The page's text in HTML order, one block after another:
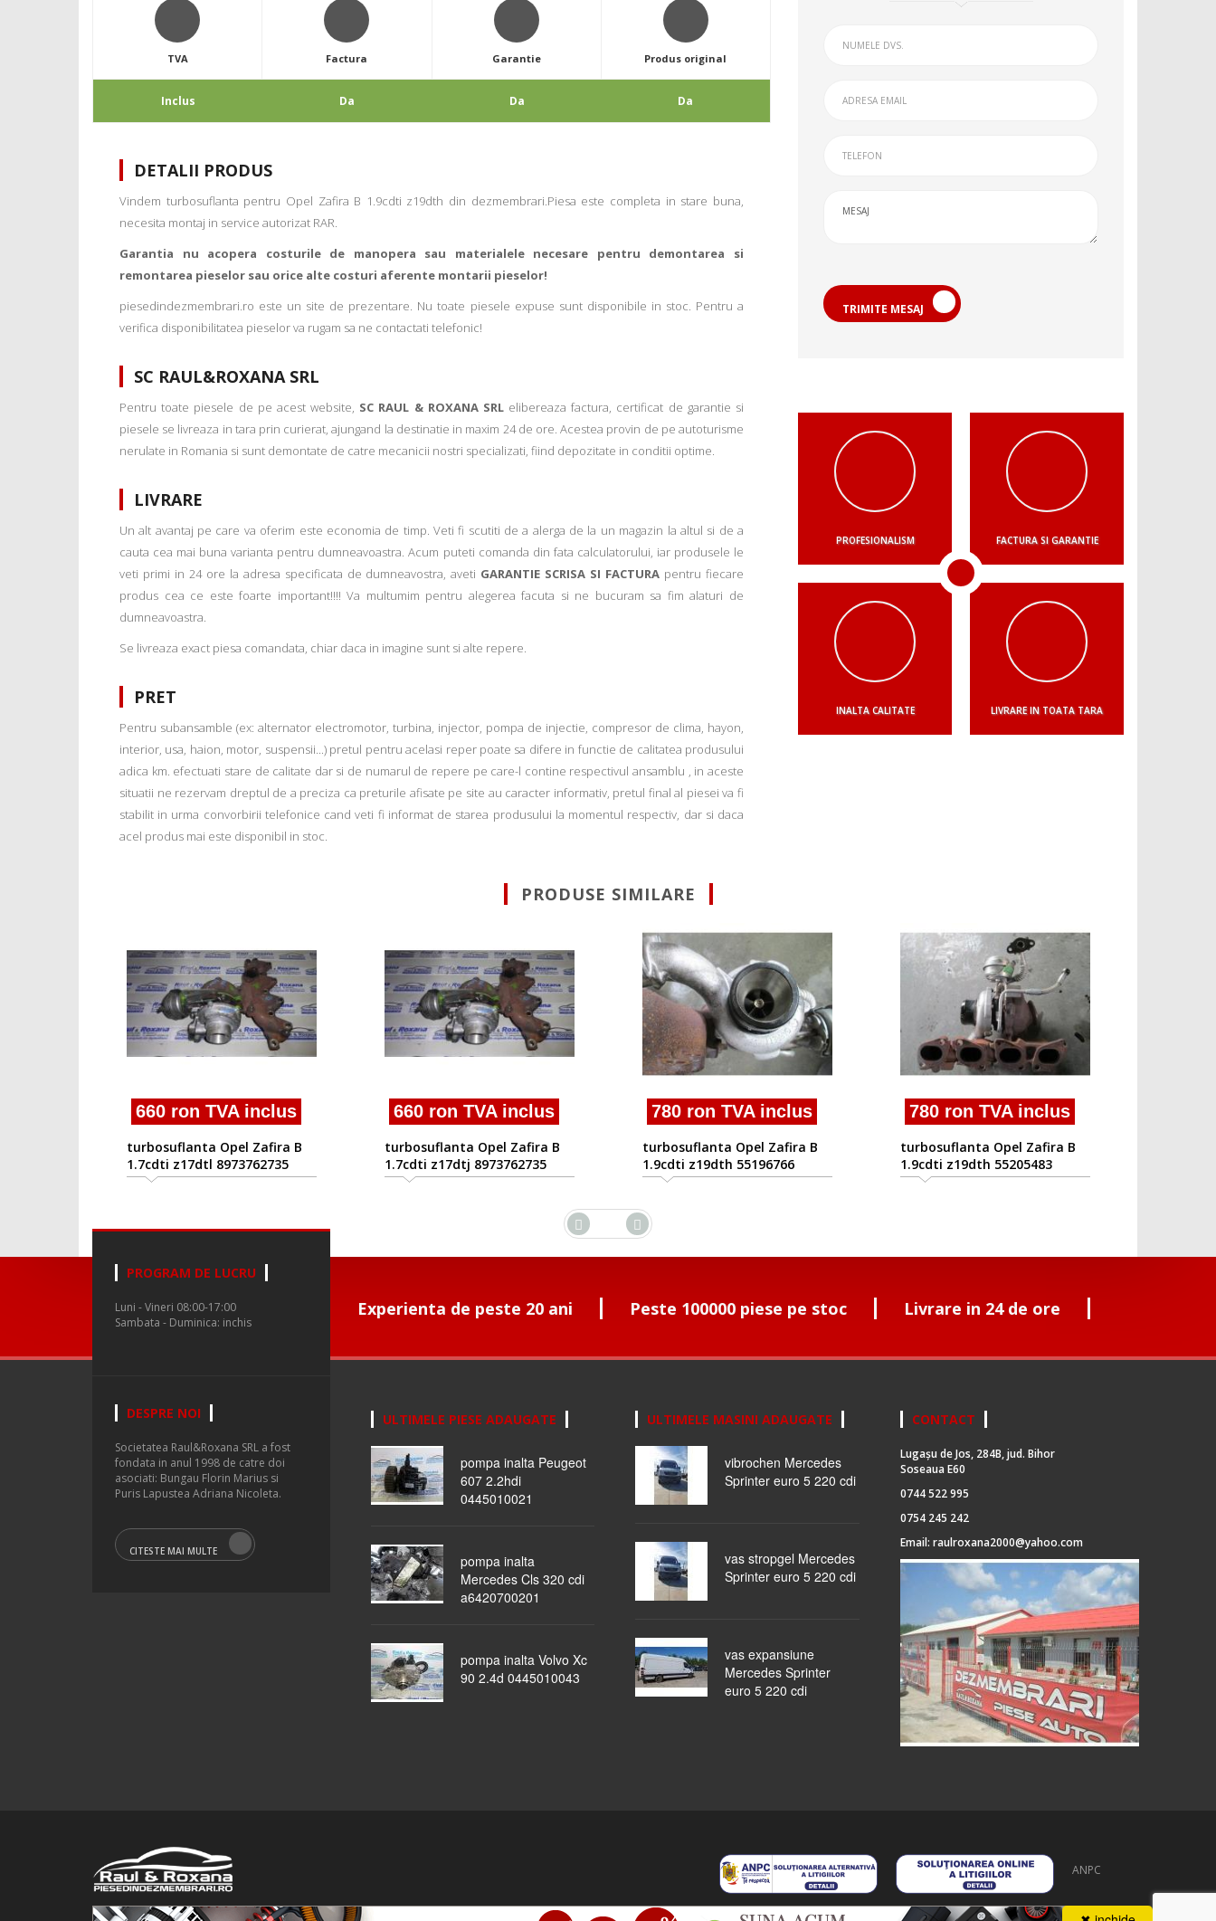
TVA
Inclus
Factura
Da
Garantie
Da
Produs original
Da
DETALII PRODUS
Vindem turbosuflanta pentru Opel Zafira B 1.9cdti z19dth din dezmembrari.Piesa este completa in stare buna,
necesita montaj in service autorizat RAR.
Garantia nu acopera costurile de manopera sau materialele necesare pentru demontarea si
remontarea pieselor sau orice alte costuri aferente montarii pieselor!
piesedindezmembrari.ro este un site de prezentare. Nu toate piesele expuse sunt disponibile in stoc. Pentru a
verifica disponibilitatea pieselor va rugam sa ne contactati telefonic!
SC RAUL&ROXANA SRL
Pentru toate piesele de pe acest website, SC RAUL & ROXANA SRLelibereaza factura, certificat de garantie si
piesele se livreaza in tara prin curierat, ajungand la destinatie in maxim 24 de ore. Acestea provin de pe autoturisme
nerulate in Romania si sunt demontate de catre mecanicii nostri specializati, fiind depozitate in conditii optime.
LIVRARE
Un alt avantaj pe care va oferim este economia de timp. Veti fi scutiti de a alerga de la un magazin la altul si de a
cauta cea mai buna varianta pentru dumneavoastra. Acum puteti comanda din fata calculatorului, iar produsele le
veti primi in 24 ore la adresa specificata de dumneavostra, aveti GARANTIE SCRISA SI FACTURA pentru fiecare
produs cea ce este foarte important!!!! Va multumim pentru alegerea facuta si ne bucuram sa fim alaturi de
dumneavoastra.
Se livreaza exact piesa comandata, chiar daca in imagine sunt si alte repere.
PRET
Pentru subansamble (ex: alternator electromotor, turbina, injector, pompa de injectie, compresor de clima, hayon,
interior, usa, haion, motor, suspensii...) pretul pentru acelasi reper poate sa difere in functie de calitatea produsului
adica km. efectuati stare de calitate dar si de numarul de repere pe care-l contine respectivul ansamblu , in aceste
situatii ne rezervam dreptul de a preciza ca preturile afisate pe site au caracter informativ, pretul final al piesei va fi
stabilit in urma convorbirii telefonice cand veti fi informat de starea produsului la momentul respectiv, dar si daca
acel produs mai este disponibil in stoc.
TRIMITE MESAJ
PROFESIONALISM FACTURA SI GARANTIE
INALTA CALITATE LIVRARE IN TOATA TARA
PRODUSE SIMILARE
660 ron TVA inclus
turbosuflanta Opel Zafira B
1.7cdti z17dtl 8973762735
660 ron TVA inclus
turbosuflanta Opel Zafira B
1.7cdti z17dtj 8973762735
780 ron TVA inclus
turbosuflanta Opel Zafira B
1.9cdti z19dth 55196766
780 ron TVA inclus
turbosuflanta Opel Zafira B
1.9cdti z19dth 55205483
Experienta de peste 20 ani Peste 100000 piese pe stoc Livrare in 24 de ore
PROGRAM DE LUCRU
Luni - Vineri 08:00-17:00
Sambata - Duminica: inchis
DESPRE NOI
Societatea Raul&Roxana SRL a fost
fondata in anul 1998 de catre doi
asociati: Bungau Florin Marius si
Puris Lapustea Adriana Nicoleta.
CITESTE MAI MULTE
ULTIMELE PIESE ADAUGATE
pompa inalta Peugeot
607 2.2hdi
0445010021
pompa inalta
Mercedes Cls 320 cdi
a6420700201
pompa inalta Volvo Xc
90 2.4d 0445010043
ULTIMELE MASINI ADAUGATE
vibrochen Mercedes
Sprinter euro 5 220 cdi
vas stropgel Mercedes
Sprinter euro 5 220 cdi
vas expansiune
Mercedes Sprinter
euro 5 220 cdi
CONTACT
Lugașu de Jos, 284B, jud. Bihor
Soseaua E60
0744 522 995
0754 245 242
Email: raulroxana2000@yahoo.com
ANPC
© 2016 Raul&Roxana SRL. Toate drepturile rezervate. piese auto masini dezmembrate ocazii lichidari stoc despre noi formular cerere autentificare contact